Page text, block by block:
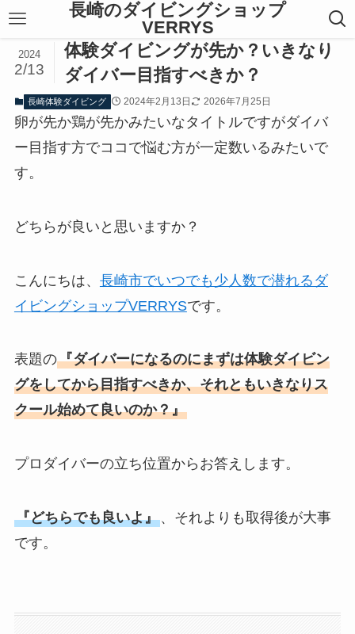
長崎のダイビングショップ
VERRYS
体験ダイビングが先か？いきなり
ダイバー目指すべきか？
2024
2/13
長崎体験ダイビング 2024年2月13日 2026年7月25日
卵が先か鶏が先かみたいなタイトルですがダイバ
ー目指す方でココで悩む方が一定数いるみたいで
す。
どちらが良いと思いますか？
こんにちは、 長崎市でいつでも少人数で潜れるダ
イビングショップVERRYSです。
表題の『ダイバーになるのにまずは体験ダイビン
グをしてから目指すべきか、それともいきなりス
クール始めて良いのか？』
プロダイバーの立ち位置からお答えします。
『どちらでも良いよ』、それよりも取得後が大事
です。